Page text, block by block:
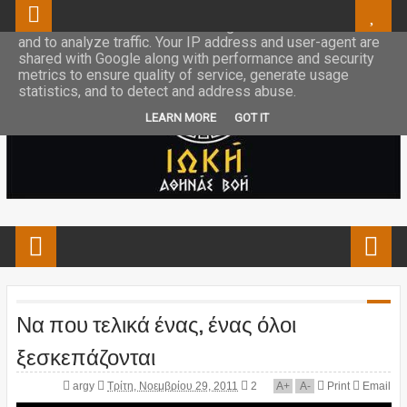
Να που τελικά ένας, ένας όλοι
ξεσκεπάζονται
argy Τρίτη, Νοεμβρίου 29, 2011 2 A+ A- Print Email
This site uses cookies from Google to deliver its services
and to analyze traffic. Your IP address and user-agent are
shared with Google along with performance and security
metrics to ensure quality of service, generate usage
statistics, and to detect and address abuse.
LEARN MORE GOT IT